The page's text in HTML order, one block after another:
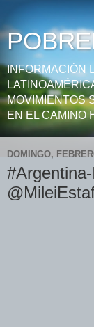
INFORMACIÓN
MOVIMIENTOS
EN EL CAMINO
DOMINGO,